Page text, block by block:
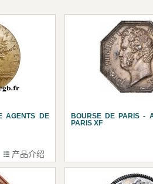
AGENTS DE
产品介绍
BOURSE DE PARIS -
PARIS XF